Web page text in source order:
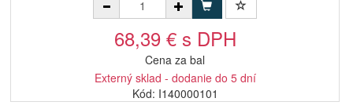
68,39 € s DPH
Cena za bal
Externý sklad - dodanie do 5 dní
Kód: I140000101